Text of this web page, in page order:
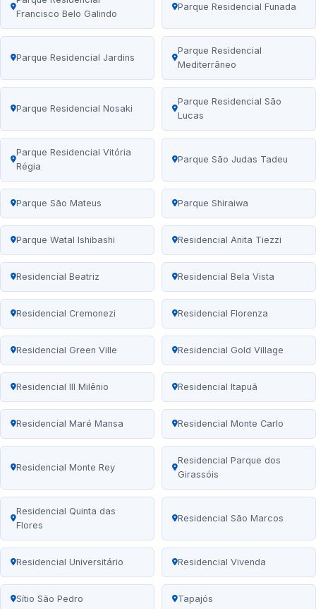
Francisco Belo Galindo
Parque Residencial Funada
Parque Residencial Jardins
Parque Residencial
Mediterrâneo
Parque Residencial Nosaki
Parque Residencial São
Lucas
Parque Residencial Vitória
Régia
Parque São Judas Tadeu
Parque São Mateus Parque Shiraiwa
Parque Watal Ishibashi Residencial Anita Tiezzi
Residencial Beatriz Residencial Bela Vista
Residencial Cremonezi Residencial Florenza
Residencial Green Ville Residencial Gold Village
Residencial III Milênio Residencial Itapuã
Residencial Maré Mansa Residencial Monte Carlo
Residencial Monte Rey
Residencial Parque dos
Girassóis
Residencial Quinta das
Flores
Residencial São Marcos
Residencial Universitário Residencial Vivenda
Sítio São Pedro Tapajós